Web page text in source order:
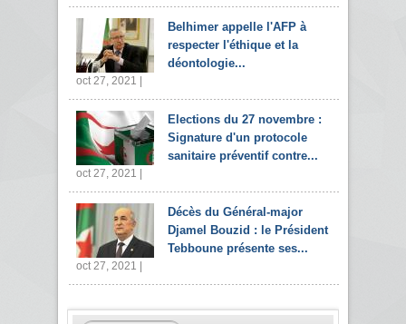
Belhimer appelle l'AFP à
respecter l'éthique et la
déontologie...
oct 27, 2021 |
Elections du 27 novembre :
Signature d'un protocole
sanitaire préventif contre...
oct 27, 2021 |
Décès du Général-major
Djamel Bouzid : le Président
Tebboune présente ses...
oct 27, 2021 |